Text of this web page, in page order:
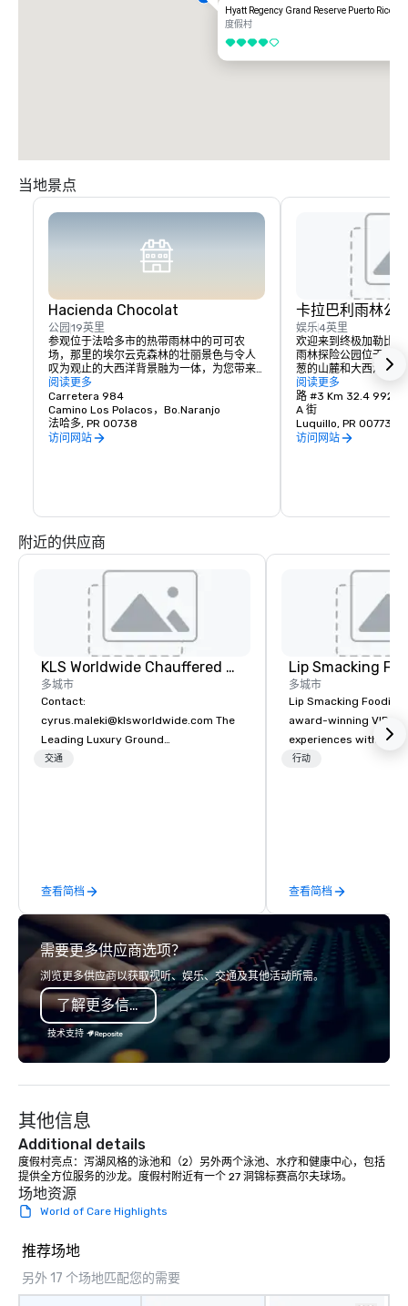
Hyatt Regency Grand Reserve Puerto Rico
度假村
4/5
当地景点
Hacienda Chocolat
公园 19英里
参观位于法哈多市的热带雨林中的可可农
场，那里的埃尔云克森林的壮丽景色与令人
叹为观止的大西洋背景融为一体，为您带来
难忘的体验。
阅读更多
Carretera 984
Camino Los Polacos，Bo.Naranjo
法哈多, PR 00738
访问网站
卡拉巴利雨林公
娱乐4英里
欢迎来到终极加勒比
雨林探险公园位于埃
葱的山麓和大西洋的
动感十足的牧场，也
冒险目的地。除了他
Carabalí酒吧和烧烤餐
和最好的波多黎各美
购买配件、纪念品、衣
阅读更多
路 #3 Km 32.4 992
A 街
Luquillo, PR 00773
访问网站
附近的供应商
KLS Worldwide Chauffered Services
多城市
Contact:
cyrus.maleki@klsworldwide.com The
Leading Luxury Ground
Transportation company since 1998
交通
查看简档
Lip Smacking
多城市
Lip Smacking Foodie
award-winning VIP
experiences with
restaurants
and craft cocktails at
with complete VIP
experience gives
opportunity to sit
colleagues at each
mingle, and easily
each experience with
engaging information
that are sure to add
meeting events, from
experience with three
行动
查看简档
需要更多供应商选项？
浏览更多供应商以获取视听、娱乐、交通及其他活动所需。
了解更多信息
技术支持
其他信息
Additional details
度假村亮点：泻湖风格的泳池和（2）另外两个泳池、水疗和健康中心，包括
提供全方位服务的沙龙。度假村附近有一个 27 洞锦标赛高尔夫球场。
场地资源
World of Care Highlights
推荐场地
另外 17 个场地匹配您的需要